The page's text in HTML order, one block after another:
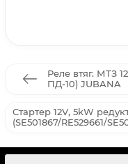
Реле втяг. МТЗ
ПД-10) JUBANA
Стартер 12V, 5kW
(SE501867/RE529661/